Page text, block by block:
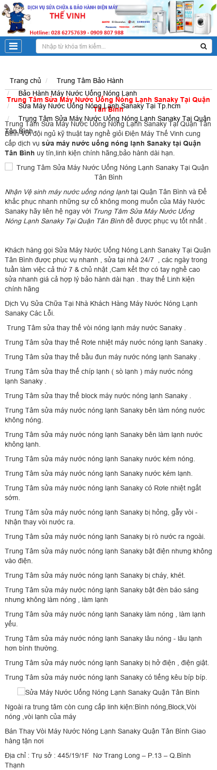
Trang chủ
Trung Tâm Bảo Hành
Bảo Hành Máy Nước Uống Nóng Lạnh
Sửa Máy Nước Uống Nóng Lạnh Sanaky Tại Tp.hcm
Trung Tâm Sửa Máy Nước Uống Nóng Lạnh Sanaky Tại Quận
Tân Bình
Trung Tâm Sửa Máy Nước Uống Nóng Lạnh Sanaky Tại Quận
Tân Bình
Trung Tâm Sửa Máy Nước Uống Nóng Lạnh Sanaky Tại Quận Tân
BìnhVới đội ngủ kỹ thuật tay nghề giỏi Điện Máy Thế Vinh cung
cấp dịch vụ sửa máy nước uống nóng lạnh Sanaky tại Quận
Tân Bình uy tín,linh kiện chính hãng,bảo hành dài hạn.
Nhận Vệ sinh máy nước uống nóng lạnhtại Quận Tân Bình và Để
khắc phục nhanh những sự cố không mong muốn của Máy Nước
Sanaky hãy liên hệ ngay với Trung Tâm Sửa Máy Nước Uống
Nóng Lạnh Sanaky Tại Quận Tân Bìnhđể được phục vụ tốt nhất .
Khách hàng gọi Sửa Máy Nước Uống Nóng Lạnh Sanaky Tại Quận
Tân Bình được phục vụ nhanh , sửa tại nhà 24/7 , các ngày trong
tuần làm việc cả thứ 7 & chủ nhật ,Cam kết thợ có tay nghề cao
sửa nhanh giá cả hợp lý bảo hành dài hạn . thay thế Linh kiện
chính hãng
Dịch Vụ Sửa Chữa Tại Nhà Khách Hàng Máy Nước Nóng Lạnh
Sanaky Các Lỗi.
Trung Tâm sửa thay thế vòi nóng lạnh máy nước Sanaky .
Trung Tâm sửa thay thế Rơle nhiệt máy nước nóng lạnh Sanaky .
Trung Tâm sửa thay thế bầu đun máy nước nóng lạnh Sanaky .
Trung Tâm sửa thay thế chíp lạnh ( sò lạnh ) máy nước nóng
lạnh Sanaky .
Trung Tâm sửa thay thế block máy nước nóng lạnh Sanaky .
Trung Tâm sửa máy nước nóng lạnh Sanaky bên làm nóng nước
không nóng.
Trung Tâm sửa máy nước nóng lạnh Sanaky bên làm lạnh nước
không lạnh.
Trung Tâm sửa máy nước nóng lạnh Sanaky nước kém nóng.
Trung Tâm sửa máy nước nóng lạnh Sanaky nước kém lạnh.
Trung Tâm sửa máy nước nóng lạnh Sanaky có Rơle nhiệt ngắt
sớm.
Trung Tâm sửa máy nước nóng lạnh Sanaky bị hỏng, gẫy vòi -
Nhận thay vòi nước ra.
Trung Tâm sửa máy nước nóng lạnh Sanaky bị rò nước ra ngoài.
Trung Tâm sửa máy nước nóng lạnh Sanaky bật điện nhưng không
vào điện.
Trung Tâm sửa máy nước nóng lạnh Sanaky bị cháy, khét.
Trung Tâm sửa máy nước nóng lạnh Sanaky bật đèn báo sáng
nhưng không làm nóng , làm lạnh
Trung Tâm sửa máy nước nóng lạnh Sanaky làm nóng , làm lạnh
yếu.
Trung Tâm sửa máy nước nóng lạnh Sanaky lâu nóng - lâu lạnh
hơn bình thường.
Trung Tâm sửa máy nước nóng lạnh Sanaky bị hở điện , điện giật.
Trung Tâm sửa máy nước nóng lạnh Sanaky có tiếng kêu bíp bíp.
Ngoài ra trung tâm còn cung cấp linh kiện:Bình nóng,Block,Vòi
nóng ,vòi lạnh của máy
Bán Thay Vòi Máy Nước Nóng Lạnh Sanaky Quận Tân Bình Giao
hàng tận nơi
Địa chỉ : Trụ sở : 445/19/1F Nơ Trang Long – P.13 – Q.Bình
Thạnh